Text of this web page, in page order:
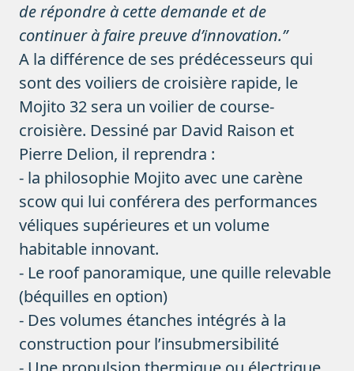
de répondre à cette demande et de
continuer à faire preuve d’innovation.”
A la différence de ses prédécesseurs qui
sont des voiliers de croisière rapide, le
Mojito 32 sera un voilier de course-
croisière. Dessiné par David Raison et
Pierre Delion, il reprendra :
- la philosophie Mojito avec une carène
scow qui lui conférera des performances
véliques supérieures et un volume
habitable innovant.
- Le roof panoramique, une quille relevable
(béquilles en option)
- Des volumes étanches intégrés à la
construction pour l’insubmersibilité